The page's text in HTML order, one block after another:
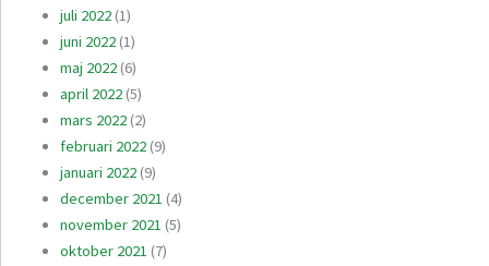
juli 2022(1)
juni 2022(1)
maj 2022(6)
april 2022(5)
mars 2022(2)
februari 2022(9)
januari 2022(9)
december 2021 (4)
november 2021 (5)
oktober 2021 (7)